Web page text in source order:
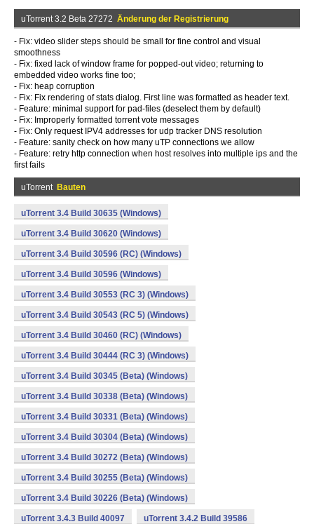
uTorrent 3.2 Beta 27272 Änderung der Registrierung
- Fix: video slider steps should be small for fine control and visual
smoothness
- Fix: fixed lack of window frame for popped-out video; returning to
embedded video works fine too;
- Fix: heap corruption
- Fix: Fix rendering of stats dialog. First line was formatted as header text.
- Feature: minimal support for pad-files (deselect them by default)
- Fix: Improperly formatted torrent vote messages
- Fix: Only request IPV4 addresses for udp tracker DNS resolution
- Feature: sanity check on how many uTP connections we allow
- Feature: retry http connection when host resolves into multiple ips and the
first fails
uTorrent Bauten
uTorrent 3.4 Build 30635 (Windows)
uTorrent 3.4 Build 30620 (Windows)
uTorrent 3.4 Build 30596 (RC) (Windows)
uTorrent 3.4 Build 30596 (Windows)
uTorrent 3.4 Build 30553 (RC 3) (Windows)
uTorrent 3.4 Build 30543 (RC 5) (Windows)
uTorrent 3.4 Build 30460 (RC) (Windows)
uTorrent 3.4 Build 30444 (RC 3) (Windows)
uTorrent 3.4 Build 30345 (Beta) (Windows)
uTorrent 3.4 Build 30338 (Beta) (Windows)
uTorrent 3.4 Build 30331 (Beta) (Windows)
uTorrent 3.4 Build 30304 (Beta) (Windows)
uTorrent 3.4 Build 30272 (Beta) (Windows)
uTorrent 3.4 Build 30255 (Beta) (Windows)
uTorrent 3.4 Build 30226 (Beta) (Windows)
uTorrent 3.4.3 Build 40097 uTorrent 3.4.2 Build 39586